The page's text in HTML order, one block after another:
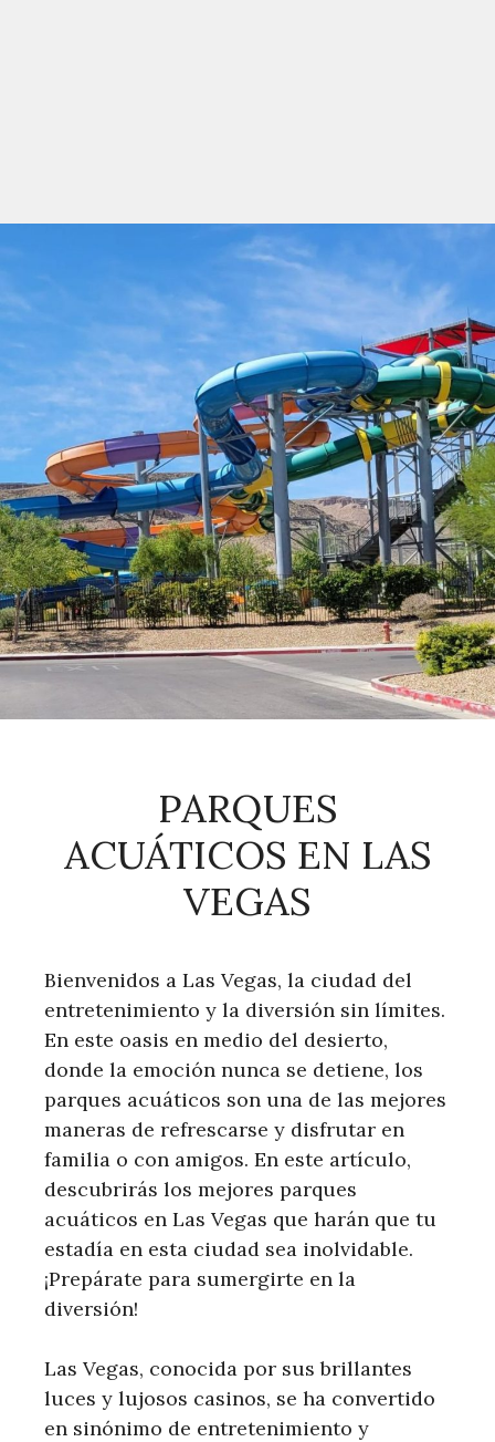
PARQUES
ACUÁTICOS EN LAS
VEGAS
Bienvenidos a Las Vegas, la ciudad del
entretenimiento y la diversión sin límites.
En este oasis en medio del desierto,
donde la emoción nunca se detiene, los
parques acuáticos son una de las mejores
maneras de refrescarse y disfrutar en
familia o con amigos. En este artículo,
descubrirás los mejores parques
acuáticos en Las Vegas que harán que tu
estadía en esta ciudad sea inolvidable.
¡Prepárate para sumergirte en la
diversión!
Las Vegas, conocida por sus brillantes
luces y lujosos casinos, se ha convertido
en sinónimo de entretenimiento y